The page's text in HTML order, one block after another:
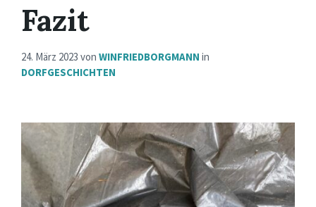
Fazit
24. März 2023 von WINFRIEDBORGMANN in
DORFGESCHICHTEN